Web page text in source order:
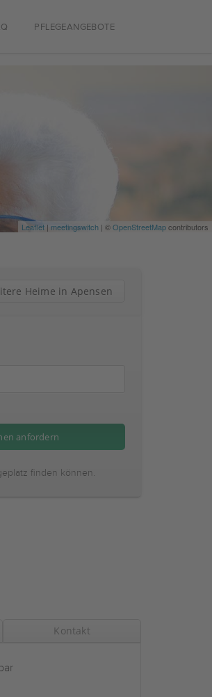
PFLEGEANGEBOTE
Leaflet | meetingswitch | ©OpenStreetMapcontributors
Heime in Apensen
finden können.
Kontakt